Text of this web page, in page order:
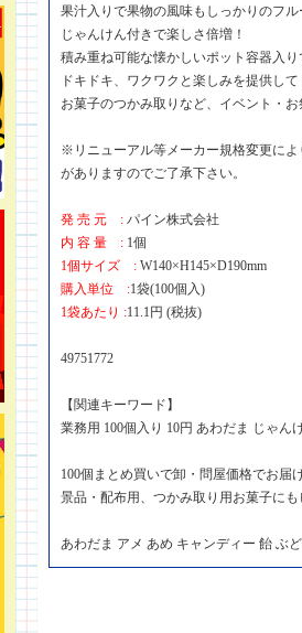
果汁入りで果物の風味もしっかりのフ
じゃんけん付きで楽しさ倍増！
積み重ね可能な懐かしいポット容器入り
ドキドキ、ワクワクと楽しみを提供して
お菓子のつかみ取りなど、イベント・
※リニューアル等メーカー規格変更に
がありますのでご了承下さい。
発 売 元 : パイン株式会社
内 容 量 : 1個
1個サイズ : W140×H145×D190mm
購入単位 :1袋(100個入)
1袋あたり :11.1円 (税抜)
49751772
【関連キーワード】
業務用 100個入り 10円 あわだま じゃん
100個まとめ買いで卸・問屋価格でお届
景品・配布用、つかみ取り用お菓子にも
あわだま アメ あめ キャンディー 飴 ぶど